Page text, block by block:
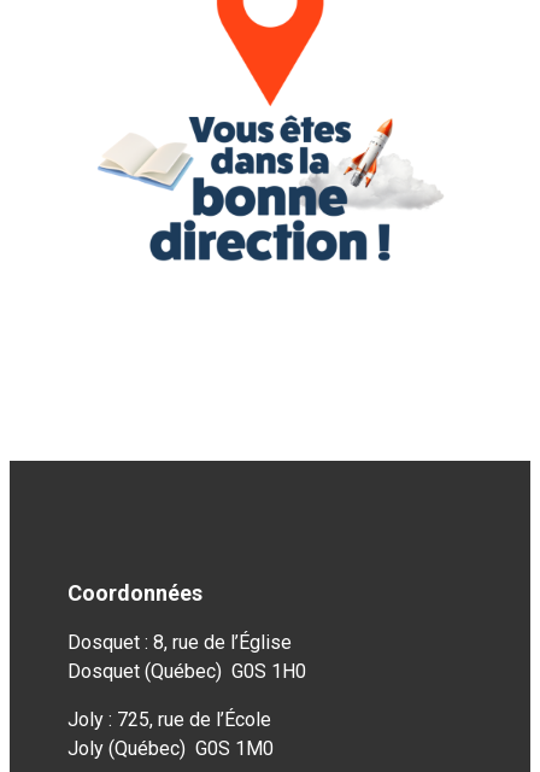
Coordonnées
Dosquet : 8, rue de l’Église
Dosquet (Québec) G0S 1H0
Joly : 725, rue de l’École
Joly (Québec) G0S 1M0